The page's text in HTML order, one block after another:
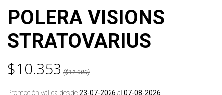
POLERA VISIONS
STRATOVARIUS
$10.353 ($11.900)
Promoción válida desde23-07-2026 al 07-08-2026